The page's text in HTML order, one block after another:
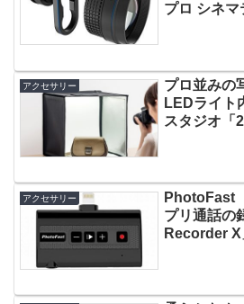
プロ シネマ
アクセサリー
プロ並みの
LEDライト
スタジオ「
アクセサリー
PhotoFast
プリ通話の
Recorder